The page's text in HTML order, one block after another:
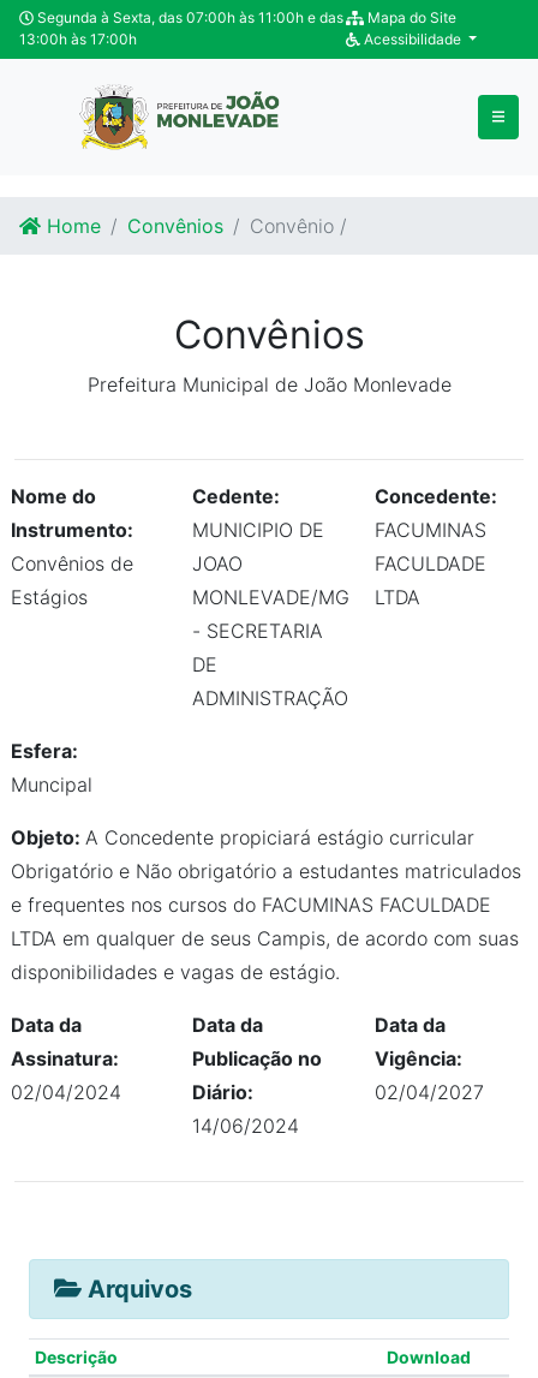
Ir para o conteúdo
Ir para o fim do conteúdo
Segunda à Sexta, das 07:00h às 11:00h e das
13:00h às 17:00h
Mapa do Site
Acessibilidade
Home Convênios Convênio /
Convênios
Prefeitura Municipal de João Monlevade
Nome do
Instrumento:
Convênios de
Estágios
Cedente:
MUNICIPIO DE
JOAO
MONLEVADE/MG
- SECRETARIA
DE
ADMINISTRAÇÃO
Concedente:
FACUMINAS
FACULDADE
LTDA
Esfera:
Muncipal
Objeto: A Concedente propiciará estágio curricular
Obrigatório e Não obrigatório a estudantes matriculados
e frequentes nos cursos do FACUMINAS FACULDADE
LTDA em qualquer de seus Campis, de acordo com suas
disponibilidades e vagas de estágio.
Data da
Assinatura:
02/04/2024
Data da
Publicação no
Diário:
14/06/2024
Data da
Vigência:
02/04/2027
Arquivos
Descrição
Download